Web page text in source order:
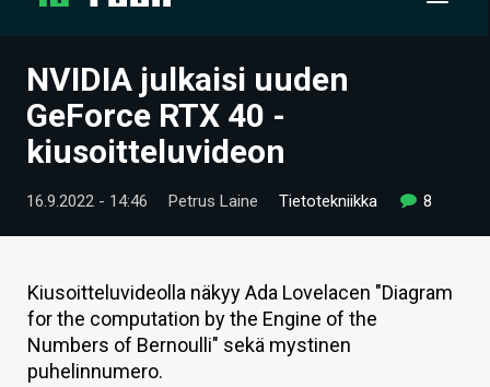
UUTISET
ARTIKKELIT
VIDEOT
TECHBBS
TIETOA
HINTA.FI
KAUPPA
NVIDIA julkaisi uuden
GeForce RTX 40 -
kiusoitteluvideon
16.9.2022 - 14:46 Petrus Laine Tietotekniikka 8
Kiusoitteluvideolla näkyy Ada Lovelacen "Diagram
for the computation by the Engine of the
Numbers of Bernoulli" sekä mystinen
puhelinnumero.